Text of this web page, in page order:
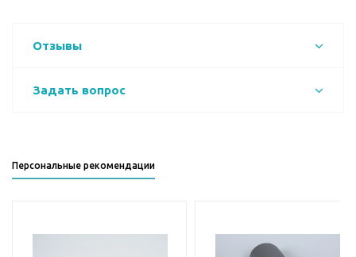
Отзывы
Задать вопрос
Персональные рекомендации